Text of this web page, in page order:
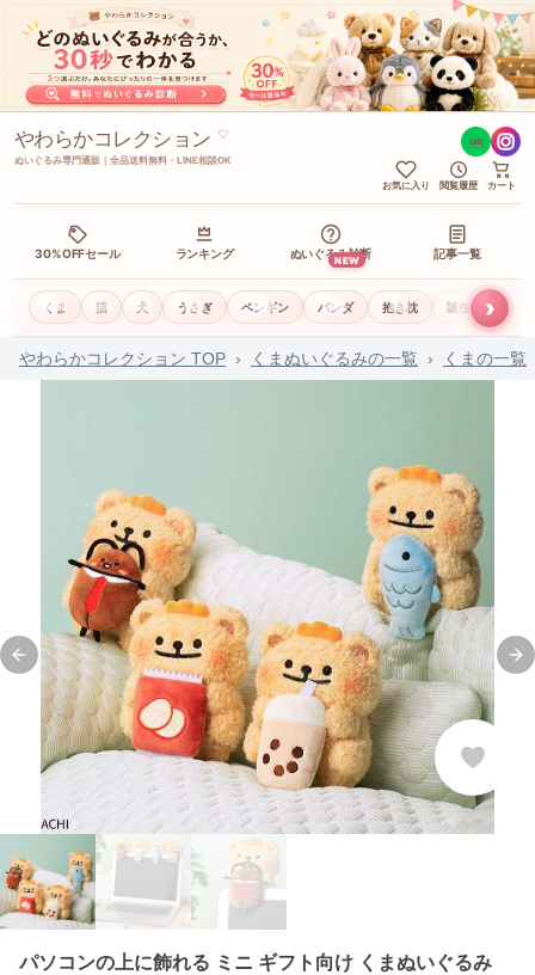
やわらかコレクション ♡
ぬいぐるみ専門通販｜全品送料無料・LINE相談OK
LINE
お気に入り 閲覧履歴 カート
30%OFFセール ランキング ぬいぐるみ診断
NEW 記事一覧
くま 猫 犬 うさぎ ペンギン パンダ 抱き枕 誕生日ギフト
›
やわらかコレクション TOP › くまぬいぐるみの一覧 › くまの一覧
Previous slide
パソコンの上に飾れる ミニ ギフト向け くまぬいぐるみ